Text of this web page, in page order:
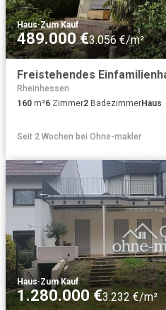
Haus·Zum Kauf
489.000 €3.056 €/m²
Rheinhessen
160 m²6 Zimmer2 BadezimmerHaus
Seit 2 Wochen bei Ohne-makler
Haus·Zum Kauf
1.280.000 €3.232 €/m²